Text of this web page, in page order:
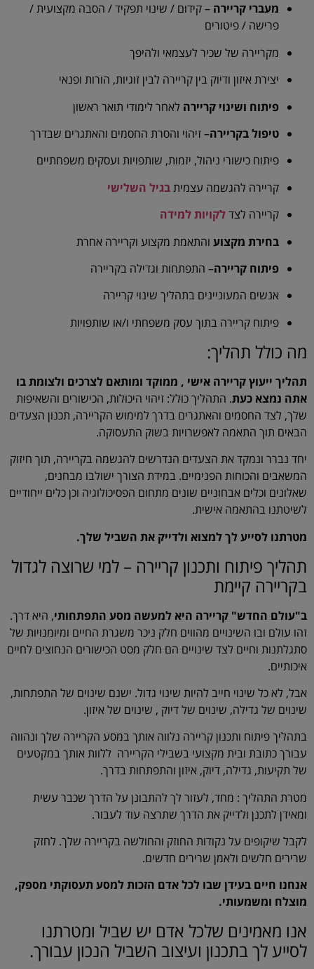
מעברי קריירה – קידום / שינוי תפקיד / הסבה מקצועית /
פרישה / פיטורים
מקריירה של שכיר לעצמאי ולהיפך
יצירת איזון ודיוק בין קריירה לבין זוגיות, הורות ופנאי
פיתוח ושינוי קריירה לאחר לימודי תואר ראשון
טיפול בקריירה– זיהוי והסרת החסמים והאתגרים שבדרך
פיתוח כישורי ניהול, יזמות, שותפויות ועסקים משפחתיים
קריירה להגשמה עצמיתבגיל השלישי
קריירה לצדלקויות למידה
בחירת מקצוע והתאמת מקצוע וקריירה אחרת
פיתוח קריירה– התפתחות וגדילה בקריירה
אנשים המעוניינים בתהליך שינוי קריירה
פיתוח קריירה בתוך עסק משפחתי ו/או שותפויות
מה כולל תהליך:
תהליך ייעוץ קריירה אישי , ממוקד ומותאם לצרכים ולצומת בו
אתה נמצא כעת. התהליך כולל: זיהוי היכולות, הכישורים והשאיפות
שלך, לצד החסמים והאתגרים בדרך למימוש הקריירה, תכנון הצעדים
הבאים תוך התאמה לאפשרויות בשוק התעסוקה.
יחד נברר ונמקד את הצעדים הנדרשים להגשמה בקריירה, תוך חיזוק
המשאבים והכוחות הפנימיים. במידת הצורך ישולבו מבחנים,
שאלונים וכלים אבחוניים שונים מתחום הפסיכולוגיה וכן כלים ייחודיים
לשיטתנו בהתאמה אישית.
מטרתנו לסייע לך למצוא ולדייק את השביל שלך.
תהליך פיתוח ותכנון קריירה – למי שרוצה לגדול
בקריירה קיימת
ב"עולם החדש" קריירה היא למעשה מסע התפתחותי, היא דרך.
זהו עולם ובו השינויים מהווים חלק ניכר משגרת החיים ומיומנויות של
סתגלתנות וחיים לצד שינויים הם חלק מסט הכישורים הנחוצים לחיים
איכותיים.
אבל, לא כל שינוי חייב להיות שינוי גדול. ישנם שינוים של התפתחות,
שינוים של גדילה, שינוים של דיוק , שינוים של איזון.
בתהליך פיתוח ותכנון קריירה נלווה אותך במסע הקריירה שלך ונהווה
עבורך כתובת ובית מקצועי בשבילי הקריירה ללוות אותך במקטעים
של תקיעות, גדילה, דיוק, איזון והתפתחות בדרך.
מטרת התהליך : מחד, לעזור לך להתבונן על הדרך שכבר עשית
ומאידן לתכנן ולדייק את הדרך שתרצה עוד לעבור.
לקבל שיקופים על נקודות החוזק והחולשה בקריירה שלך. לחזק
שרירים חלשים ולאמן שרירים חדשים.
אנחנו חיים בעידן שבו לכל אדם הזכות למסע תעסוקתי מספק,
מוצלח ומשמעותי.
אנו מאמינים שלכל אדם יש שביל ומטרתנו
לסייע לך בתכנון ועיצוב השביל הנכון עבורך.